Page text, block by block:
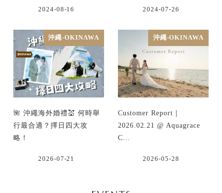
2024-08-16 2024-07-26
沖繩-OKINAWA
🌺 沖繩海外婚禮💒 何時舉
行最合適？擇日四大攻
略！
2026-07-21
沖繩-OKINAWA
Customer Report｜
2026.02.21 @ Aquagrace
C…
2026-05-28